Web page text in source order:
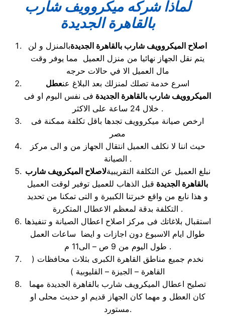
لماذا شركه ميكروويف شارب
بالقاهرة الجديدة
اصلاح الميكروويف شارب بالقاهرة الجديدةبالمنزل و لن
يتم نقل الجهاز نهائيا من منزل العميل مما يوفر وقت
مال العميل الا في حالات حرجه
اسرع خدمة تصلك لمنزلك بعد البلاغ عنعطل
الميكروويف شارب بالقاهرة الجديدة فى نفس اليوم او فى
خلال 24 ساعة على الاكثر .
ارخص صيانة ميكروويف تجدها باقل تكلفة ممكنة فى
مصر
حيث اننا لا نكلف العميل انتقال الجهاز من و الى مركز
الصيانة .
نبلغ العميل عن التكلفة التقريبيةلاصلاح الميكرويف شارب
بالقاهرة الجديدة قبل الذهاب للعميل توفير لوقت العميل
و هذا نابع من واقع خبرتنا الكبيرة و التى تمكنا من تحديد
التكلفة بدقة لمعظم الاعطال المتكررة .
استقبال بلاغاتك فى مركز اصلاح اعطال الصيانة و تنفيذها
طوال ايام الاسبوع دون اجازات و ايضا ساعات العمل
طول اليوم من 9 ص – الى11 م .
نخدم جميع مناطق القاهرة الكبرى بثلاث محافظات (
القاهرة – الجيزة – القليوبية )
تصليح اعطال الميكرويف شارب بالقاهرة الجديدة مهما
كان العطل و مهما كان الجهاز قديم او حديث محلى او
مستورد.